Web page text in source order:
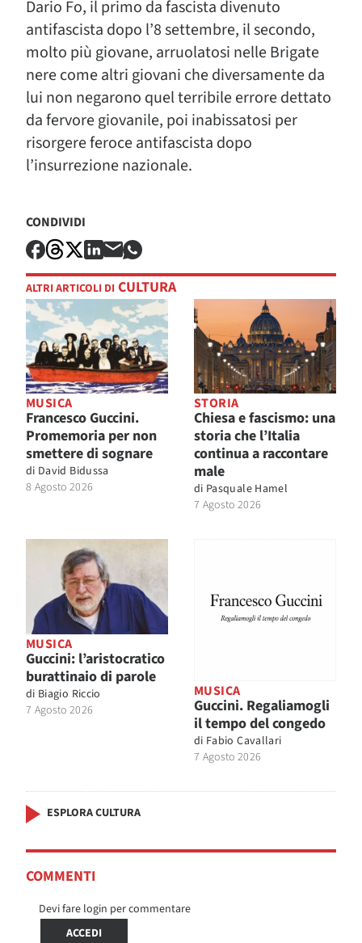
Dario Fo, il primo da fascista divenuto
antifascista dopo l’8 settembre, il secondo,
molto più giovane, arruolatosi nelle Brigate
nere come altri giovani che diversamente da
lui non negarono quel terribile errore dettato
da fervore giovanile, poi inabissatosi per
risorgere feroce antifascista dopo
l’insurrezione nazionale.
CONDIVIDI
ALTRI ARTICOLI DI CULTURA
MUSICA
Francesco Guccini.
Promemoria per non
smettere di sognare
di David Bidussa
8 Agosto 2026
STORIA
Chiesa e fascismo: una
storia che l’Italia
continua a raccontare
male
di Pasquale Hamel
7 Agosto 2026
MUSICA
Guccini: l’aristocratico
burattinaio di parole
di Biagio Riccio
7 Agosto 2026
MUSICA
Guccini. Regaliamogli
il tempo del congedo
di Fabio Cavallari
7 Agosto 2026
ESPLORA CULTURA
COMMENTI
Devi fare login per commentare
ACCEDI